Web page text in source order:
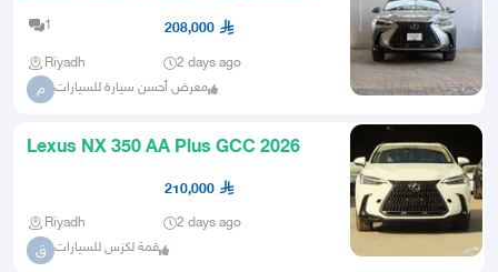
Cash and Installments 2026
1 208,000
Riyadh 2 days ago
م معرض أحسن سيارة للسيارات
Lexus NX 350 AA Plus GCC 2026
210,000
Riyadh 2 days ago
ق قمة لكزس للسيارات